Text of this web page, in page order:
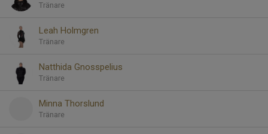
Tränare
Leah Holmgren
Tränare
Natthida Gnosspelius
Tränare
Minna Thorslund
Tränare